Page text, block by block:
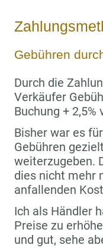
Gebühren
Durch die
Verkäufer
Buchung + 2,5%
Bisher war es
Gebühren
weiterzugeben.
dies nicht mehr
anfallenden
Ich als Händler
Preise zu
und gut, sehe